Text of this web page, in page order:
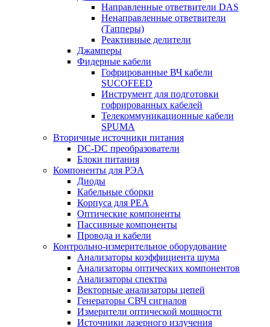
Направленные ответвители DAS
Ненаправленные ответвители
(Тапперы)
Реактивные делители
Джамперы
Фидерные кабели
Гофрированные ВЧ кабели
SUCOFEED
Инструмент для подготовки
гофрированных кабелей
Телекоммуникационные кабели
SPUMA
Вторичные источники питания
DC-DC преобразователи
Блоки питания
Компоненты для РЭА
Диоды
Кабельные сборки
Корпуса для РЕА
Оптические компоненты
Пассивные компоненты
Провода и кабели
Контрольно-измерительное оборудование
Анализаторы коэффициента шума
Анализаторы оптических компонентов
Анализаторы спектра
Векторные анализаторы цепей
Генераторы СВЧ сигналов
Измерители оптической мощности
Источники лазерного излучения